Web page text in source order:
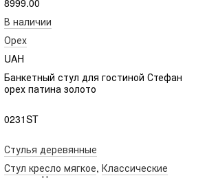
8999.00
В наличии
Орех
UAH
Банкетный стул для гостиной Стефан
орех патина золото
0231ST
Стулья деревянные
Стул кресло мягкое, Классические